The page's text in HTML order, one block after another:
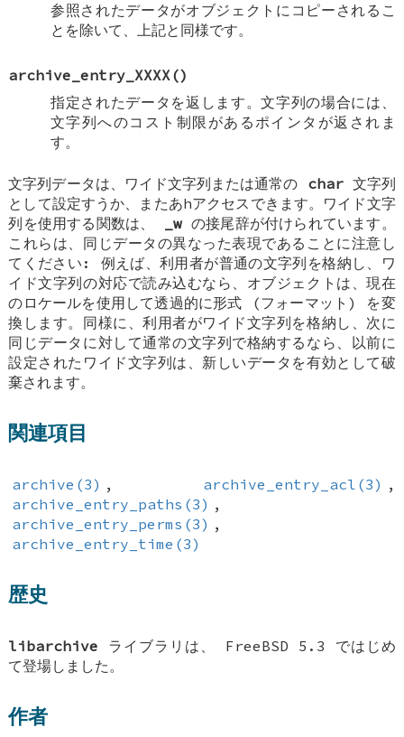
参照されたデータがオブジェクトにコピーされるこ
とを除いて、上記と同様です。
archive_entry_XXXX()
指定されたデータを返します。文字列の場合には、
文字列へのコスト制限があるポインタが返されま
す。
文字列データは、ワイド文字列または通常の char文字列
として設定すうか、またあhアクセスできます。ワイド文字
列を使用する関数は、
_wの接尾辞が付けられています。
これらは、同じデータの異なった表現であることに注意し
てください: 例えば、利用者が普通の文字列を格納し、ワ
イド文字列の対応で読み込むなら、オブジェクトは、現在
のロケールを使用して透過的に形式 (フォーマット) を変
換します。同様に、利用者がワイド文字列を格納し、次に
同じデータに対して通常の文字列で格納するなら、以前に
設定されたワイド文字列は、新しいデータを有効として破
棄されます。
関連項目
archive(3) , archive_entry_acl(3) ,
archive_entry_paths(3) ,
archive_entry_perms(3) ,
archive_entry_time(3)
歴史
libarchive ライブラリは、 FreeBSD 5.3 ではじめ
て登場しました。
作者